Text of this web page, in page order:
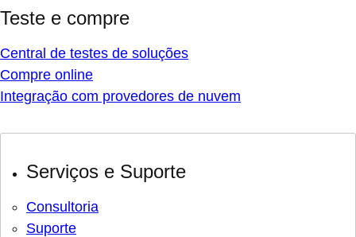
Teste e compre
Central de testes de soluções
Compre online
Integração com provedores de nuvem
Serviços e Suporte
Consultoria
Suporte